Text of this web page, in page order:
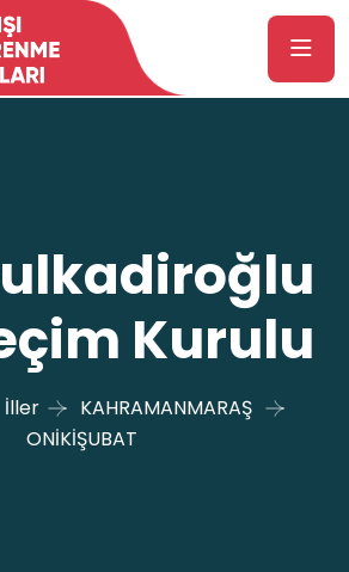
Kurulu
İller
KAHRAMANMARAŞ
ONİKİŞUBAT